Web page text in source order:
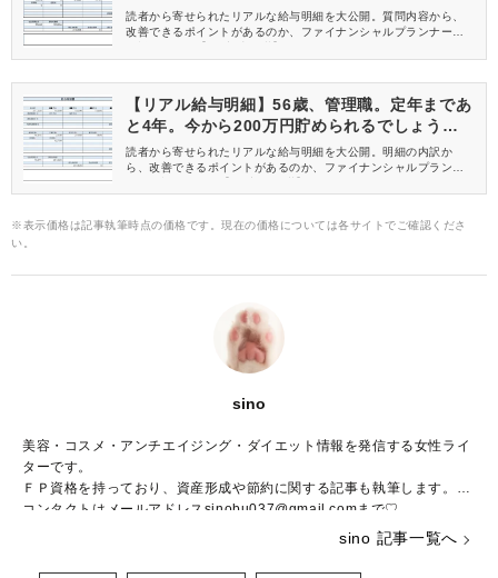
読者から寄せられたリアルな給与明細を大公開。質問内容から、
改善できるポイントがあるのか、ファイナンシャルプランナーが
【リアル給与明細】56歳、管理職。定年まであ
と4年。今から200万円貯められるでしょう
か……？
読者から寄せられたリアルな給与明細を大公開。明細の内訳か
ら、改善できるポイントがあるのか、ファイナンシャルプランナ
※表示価格は記事執筆時点の価格です。現在の価格については各サイトでご確認くださ
い。
sino
美容・コスメ・アンチエイジング・ダイエット情報を発信する女性ライ
ターです。
ＦＰ資格を持っており、資産形成や節約に関する記事も執筆します。
コンタクトはメールアドレスsinobu037@gmail.comまで♡
sino 記事一覧へ